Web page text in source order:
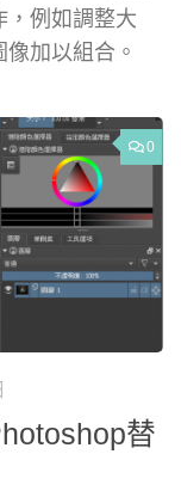
，例如調整大
加以組合。
0
替